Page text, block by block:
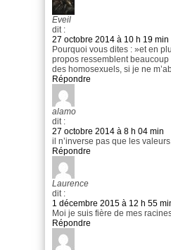
Eveil
dit :
27 octobre 2014 à 10 h 19 min
Pourquoi vous dites : »et en
propos ressemblent beaucoup
des homosexuels, si je ne
Répondre
alamo
dit :
27 octobre 2014 à 8 h 04 min
il n’inverse pas que les
Répondre
Laurence
dit :
1 décembre 2015 à 12 h 55
Moi je suis fière de mes
Répondre